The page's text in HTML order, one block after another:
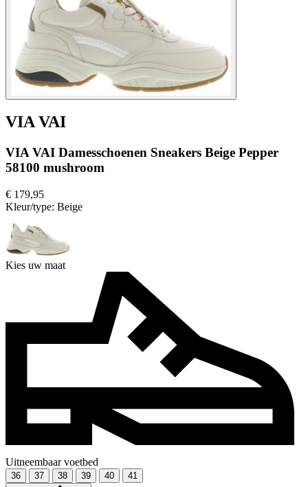
VIA VAI
VIA VAI Damesschoenen Sneakers Beige Pepper
58100 mushroom
€ 179,95
Kleur/type: Beige
Kies uw maat
Uitneembaar voetbed
36 37 38 39 40 41